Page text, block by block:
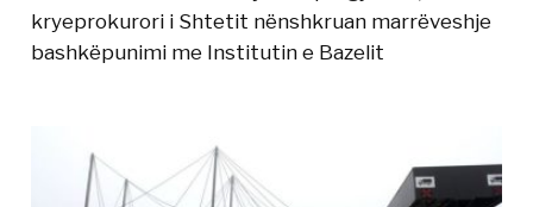
kryeprokurori i Shtetit nënshkruan marrëveshje
bashkëpunimi me Institutin e Bazelit